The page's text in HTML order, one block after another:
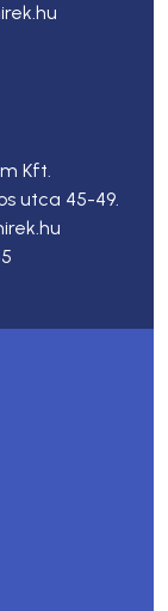
Kft.
utca 45-49.